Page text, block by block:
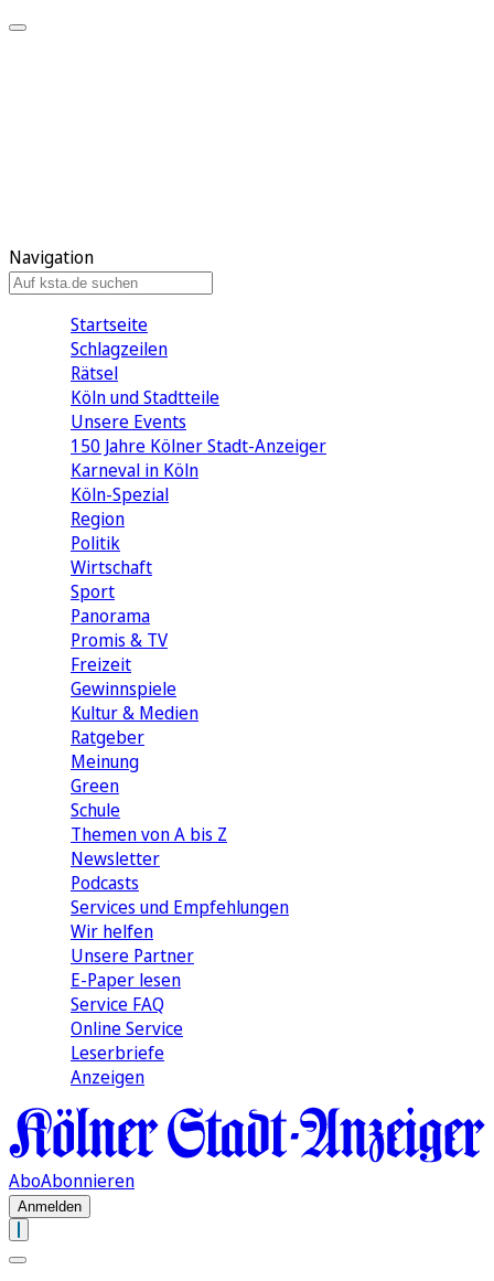
Navigation
Startseite
Schlagzeilen
Rätsel
Köln und Stadtteile
Unsere Events
150 Jahre Kölner Stadt-Anzeiger
Karneval in Köln
Köln-Spezial
Region
Politik
Wirtschaft
Sport
Panorama
Promis & TV
Freizeit
Gewinnspiele
Kultur & Medien
Ratgeber
Meinung
Green
Schule
Themen von A bis Z
Newsletter
Podcasts
Services und Empfehlungen
Wir helfen
Unsere Partner
E-Paper lesen
Service FAQ
Online Service
Leserbriefe
Anzeigen
AboAbonnieren
Anmelden